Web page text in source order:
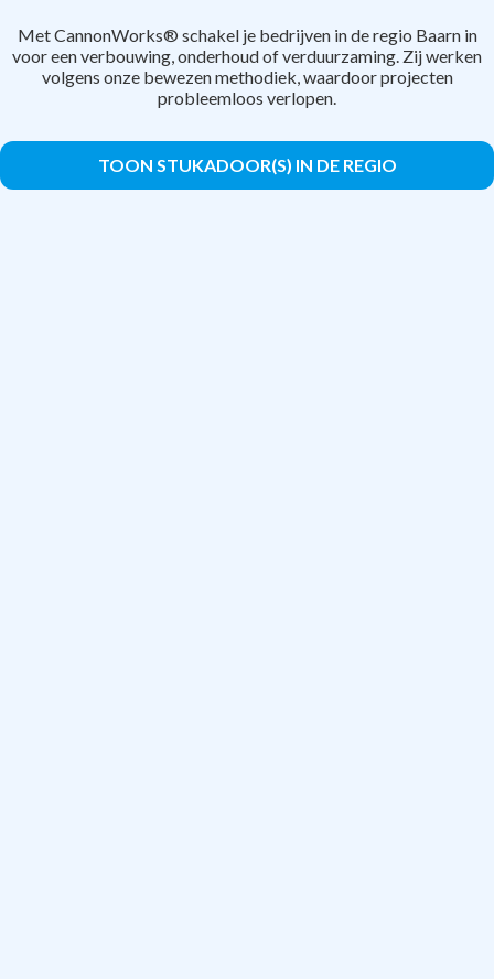
Met CannonWorks® schakel je bedrijven in de regio Baarn in
voor een verbouwing, onderhoud of verduurzaming. Zij werken
volgens onze bewezen methodiek, waardoor projecten
probleemloos verlopen.
TOON STUKADOOR(S) IN DE REGIO